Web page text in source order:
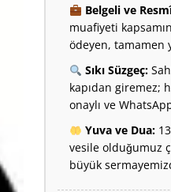
Belgeli ve
muafiyeti
ödeyen, tamamen
Sıkı Süzgeç:
kapıdan giremez;
onaylı ve
Yuva ve Dua:13
vesile olduğumuz
büyük